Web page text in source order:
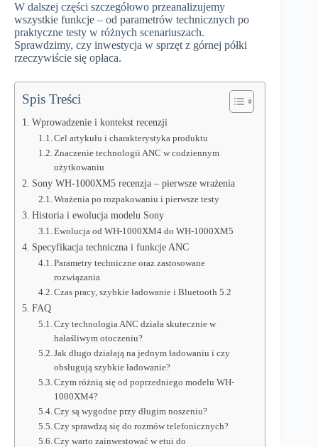
W dalszej części szczegółowo przeanalizujemy
wszystkie funkcje – od parametrów technicznych po
praktyczne testy w różnych scenariuszach.
Sprawdzimy, czy inwestycja w sprzęt z górnej półki
rzeczywiście się opłaca.
Spis Treści
Wprowadzenie i kontekst recenzji
Cel artykułu i charakterystyka produktu
Znaczenie technologii ANC w codziennym
użytkowaniu
Sony WH-1000XM5 recenzja – pierwsze wrażenia
Wrażenia po rozpakowaniu i pierwsze testy
Historia i ewolucja modelu Sony
Ewolucja od WH-1000XM4 do WH-1000XM5
Specyfikacja techniczna i funkcje ANC
Parametry techniczne oraz zastosowane
rozwiązania
Czas pracy, szybkie ładowanie i Bluetooth 5.2
FAQ
Czy technologia ANC działa skutecznie w
hałaśliwym otoczeniu?
Jak długo działają na jednym ładowaniu i czy
obsługują szybkie ładowanie?
Czym różnią się od poprzedniego modelu WH-
1000XM4?
Czy są wygodne przy długim noszeniu?
Czy sprawdzą się do rozmów telefonicznych?
Czy warto zainwestować w etui do